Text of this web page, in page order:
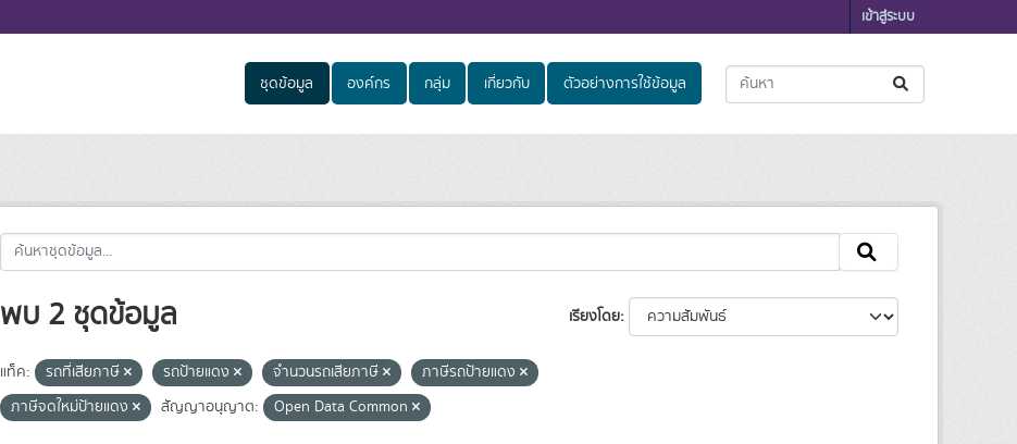
เข้าสู่ระบบ
ชุดข้อมูล องค์กร กลุ่ม เกี่ยวกับ ตัวอย่างการใช้ข้อมูล
เรียงโดย
พบ 2 ชุดข้อมูล
แท็ค: รถที่เสียภาษี รถป้ายแดง จำนวนรถเสียภาษี
ภาษีรถป้ายแดง
ภาษีจดใหม่ป้ายแดง
สัญญาอนุญาต: Open Data Common